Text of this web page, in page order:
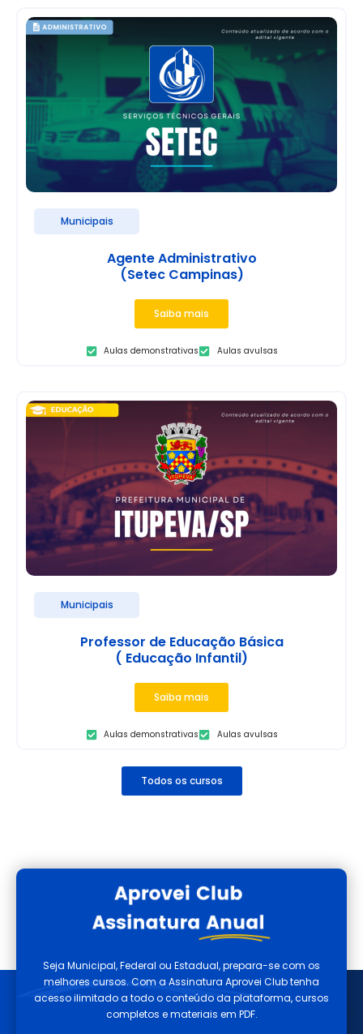
Municipais
Agente Administrativo
(Setec Campinas)
Saiba mais
Aulas demonstrativas Aulas avulsas
Municipais
Professor de Educação Básica
( Educação Infantil)
Saiba mais
Aulas demonstrativas Aulas avulsas
Todos os cursos
Seja Municipal, Federal ou Estadual, prepara-se com os
melhores cursos. Com a Assinatura Aprovei Club tenha
acesso ilimitado a todo o conteúdo da plataforma, cursos
completos e materiais em PDF.